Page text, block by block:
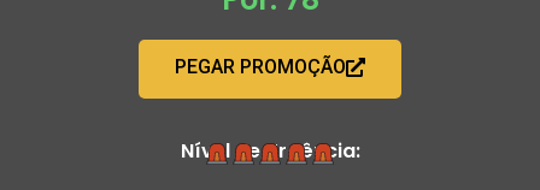
PEGAR PROMOÇÃO
Nível de Urgência: